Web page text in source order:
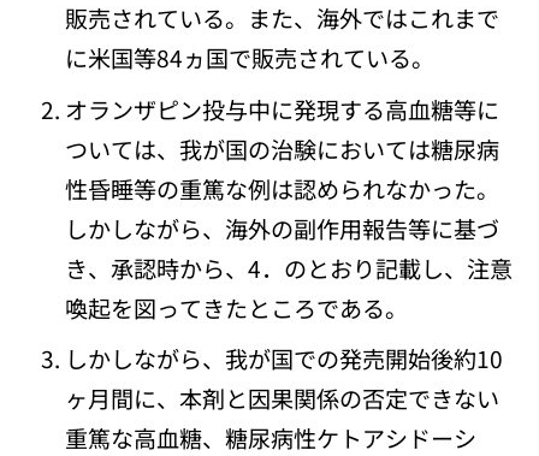
販売されている。また、海外ではこれまで
に米国等84ヵ国で販売されている。
オランザピン投与中に発現する高血糖等に
ついては、我が国の治験においては糖尿病
性昏睡等の重篤な例は認められなかった。
しかしながら、海外の副作用報告等に基づ
き、承認時から、4．のとおり記載し、注意
喚起を図ってきたところである。
しかしながら、我が国での発売開始後約10
ヶ月間に、本剤と因果関係の否定できない
重篤な高血糖、糖尿病性ケトアシドーシ